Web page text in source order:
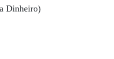
Dinheiro)